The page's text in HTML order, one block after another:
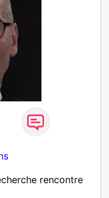
rencontre